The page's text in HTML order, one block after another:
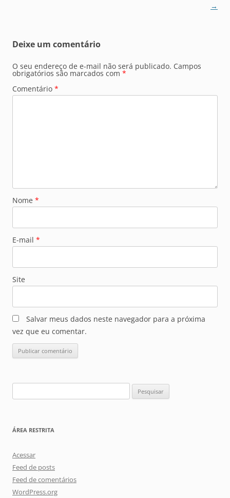
→
Deixe um comentário
O seu endereço de e-mail não será publicado. Campos
obrigatórios são marcados com *
Comentário *
Nome *
E-mail *
Site
Salvar meus dados neste navegador para a próxima
vez que eu comentar.
por:
ÁREA RESTRITA
Acessar
Feed de posts
Feed de comentários
WordPress.org